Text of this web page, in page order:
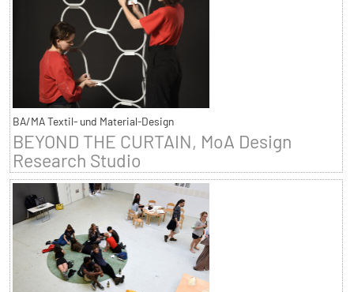
BA/MA Textil- und Material-Design
BEYOND THE CURTAIN, MoA Design
Research Studio